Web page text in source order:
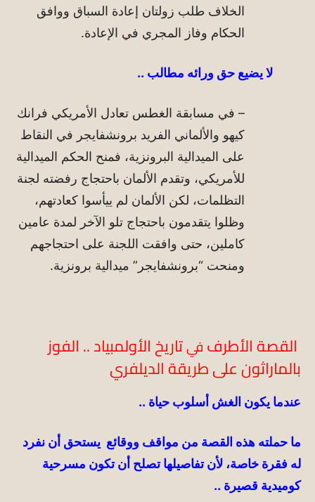
الخلاف طلب زولتان إعادة السباق ووافق
الحكام وفاز المجري في الإعادة.
لا يضيع حق ورائه مطالب ..
– في مسابقة الغطس تعادل الأمريكي فرانك
كيهو والألماني الفريد برونشفايجر في النقاط
على الميدالية البرونزية، فمنح الحكم الميدالية
للأمريكي، وتقدم الألمان باحتجاج رفضته لجنة
التظلمات، لكن الألمان لم ييأسوا كعادتهم،
وظلوا يتقدمون باحتجاج تلو الآخر لمدة عامين
كاملين، حتى وافقت اللجنة على احتجاجهم
ومنحت “برونشفايجر” ميدالية برونزية.
القصة الأطرف فيتاريخ الأولمبياد .. الفوز
بالماراثون على طريقة الديلفري
عندما يكون الغش أسلوب حياة ..
ما حملته هذه القصة من مواقف ووقائع يستحق أن نفرد
له فقرة خاصة، لأن تفاصيلها تصلح أن تكون مسرحية
كوميدية قصيرة ..